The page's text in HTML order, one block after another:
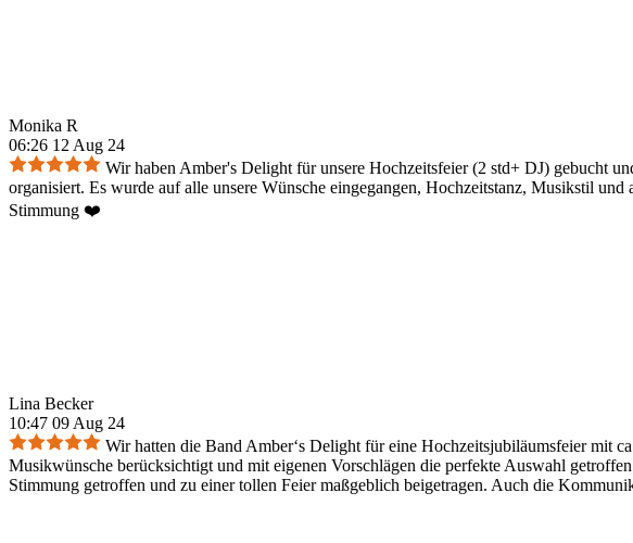
Monika R
06:26 12 Aug 24
Wir haben Amber's Delight für unsere Hochzeitsfeier (2 std+ DJ) gebucht
organisiert. Es wurde auf alle unsere Wünsche eingegangen, Hochzeitstanz, Musikstil
Stimmung ❤️
Lina Becker
10:47 09 Aug 24
Wir hatten die Band Amber‘s Delight für eine Hochzeitsjubiläumsfeier mit
Musikwünsche berücksichtigt und mit eigenen Vorschlägen die perfekte Auswahl
Stimmung getroffen und zu einer tollen Feier maßgeblich beigetragen. Auch die